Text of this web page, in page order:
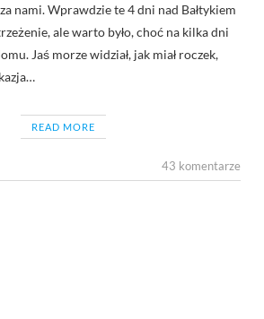
nami. Wprawdzie te 4 dni nad Bałtykiem
ale warto było, choć na kilka dni
Jaś morze widział, jak miał roczek,
READ MORE
43 komentarze